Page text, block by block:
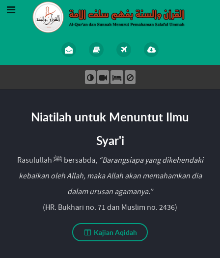
Niatilah untuk Menuntut Ilmu
Syar'i
Rasulullah ﷺ bersabda, “Barangsiapa yang dikehendaki
kebaikan oleh Allah, maka Allah akan memahamkan dia
dalam urusan agamanya.”
(HR. Bukhari no. 71 dan Muslim no. 2436)
Kajian Aqidah